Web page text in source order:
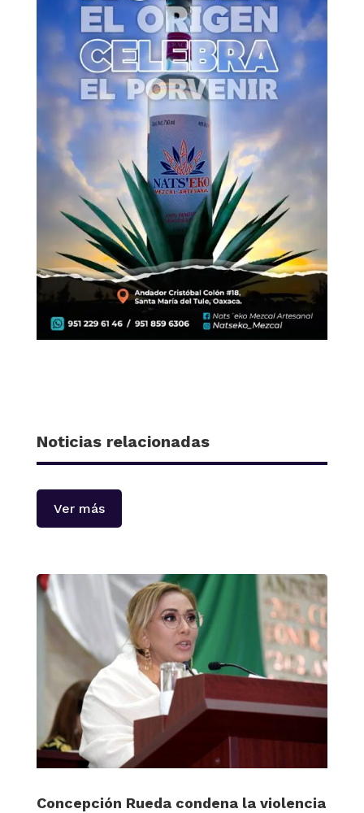
Noticias relacionadas
Ver más
Concepción Rueda condena la violencia